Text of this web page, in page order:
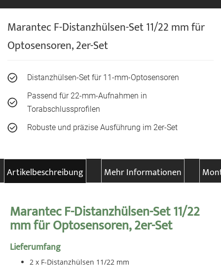
Marantec F-Distanzhülsen-Set 11/22 mm für
Optosensoren, 2er-Set
Distanzhülsen-Set für 11-mm-Optosensoren
Passend für 22-mm-Aufnahmen in
Torabschlussprofilen
Robuste und präzise Ausführung im 2er-Set
Artikelbeschreibung Mehr Informationen
Marantec F-Distanzhülsen-Set 11/22
mm für Optosensoren, 2er-Set
Lieferumfang
2 x F-Distanzhülsen 11/22 mm